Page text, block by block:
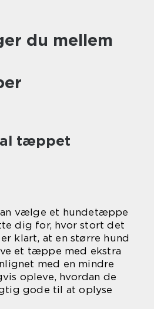
du mellem
tæppet
vælge et hundetæppe
dig for, hvor stort det
klart, at en større hund
et tæppe med ekstra
med en mindre
opleve, hvordan de
gode til at oplyse